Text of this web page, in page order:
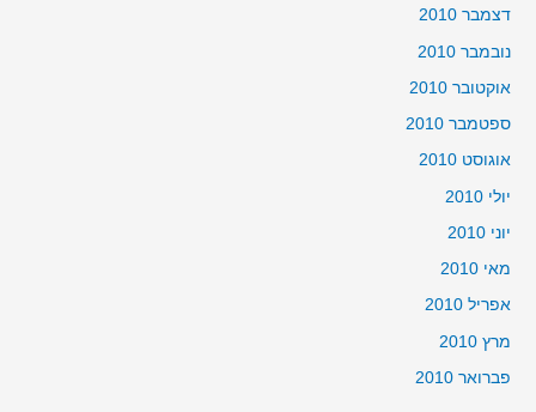
דצמבר 2010
נובמבר 2010
אוקטובר 2010
ספטמבר 2010
אוגוסט 2010
יולי 2010
יוני 2010
מאי 2010
אפריל 2010
מרץ 2010
פברואר 2010